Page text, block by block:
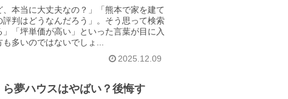
、本当に大丈夫なの？」「熊本で家を建て
判はどうなんだろう」。そう思って検索
「坪単価が高い」といった言葉が目に入
多いのではないでしょ...
2025.12.09
ら夢ハウスはやばい？後悔す